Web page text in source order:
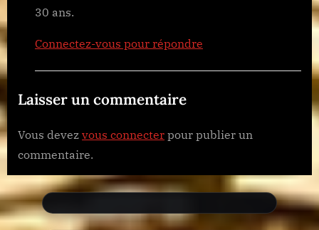
30 ans.
Connectez-vous pour répondre
Laisser un commentaire
Vous devez vous connecter pour publier un
commentaire.